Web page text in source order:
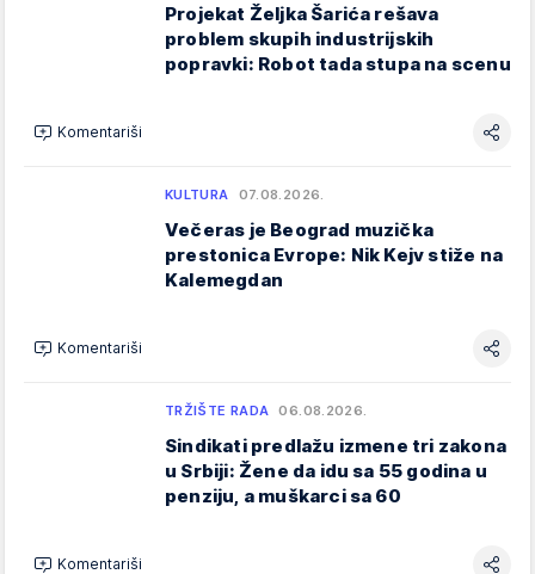
Projekat Željka Šarića rešava
problem skupih industrijskih
popravki: Robot tada stupa na scenu
Komentariši
KULTURA 07.08.2026.
Večeras je Beograd muzička
prestonica Evrope: Nik Kejv stiže na
Kalemegdan
Komentariši
TRŽIŠTE RADA 06.08.2026.
Sindikati predlažu izmene tri zakona
u Srbiji: Žene da idu sa 55 godina u
penziju, a muškarci sa 60
Komentariši